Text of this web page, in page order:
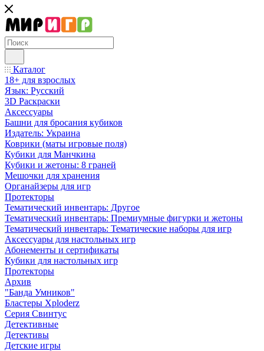
Каталог
18+ для взрослых
Язык: Русский
3D Раскраски
Аксессуары
Башни для бросания кубиков
Издатель: Украина
Коврики (маты игровые поля)
Кубики для Манчкина
Кубики и жетоны: 8 граней
Мешочки для хранения
Органайзеры для игр
Протекторы
Тематический инвентарь: Другое
Тематический инвентарь: Премиумные фигурки и жетоны
Тематический инвентарь: Тематические наборы для игр
Аксессуары для настольных игр
Абонементы и сертификаты
Кубики для настольных игр
Протекторы
Архив
"Банда Умников"
Бластеры Xploderz
Cерия Свинтус
Детективные
Детективы
Детские игры